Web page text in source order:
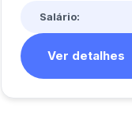
Salário:
Ver detalhes